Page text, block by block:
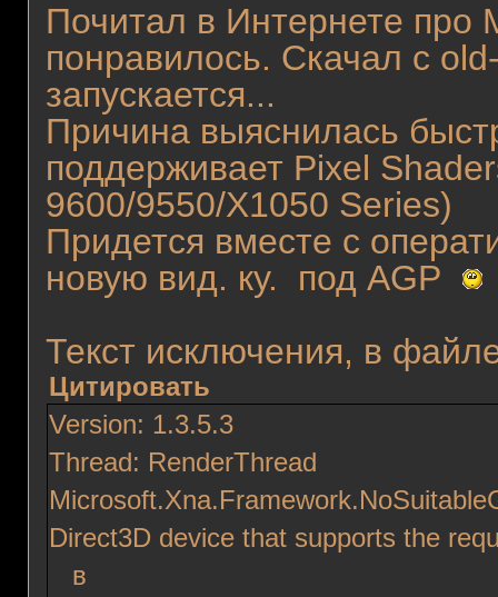
Почитал в Интернете про
понравилось. Скачал с
запускается...
Причина выяснилась
поддерживает Pixel
9600/9550/X1050 Series)
Придется вместе с
новую вид. ку. под AGP
Текст исключения, в
Цитировать
Version: 1.3.5.3
Thread: RenderThread
Direct3D device that supports the
в